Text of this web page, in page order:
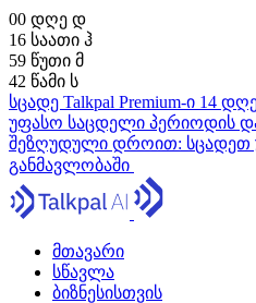
00 დღე დ
16 საათი ჰ
59 წუთი მ
41 წამი ს
სცადე Talkpal Premium-ი 14
უფასო საცდელი პერიოდის
შეზღუდული დროით: სცადეთ
განმავლობაში
მთავარი
სწავლა
ბიზნესისთვის